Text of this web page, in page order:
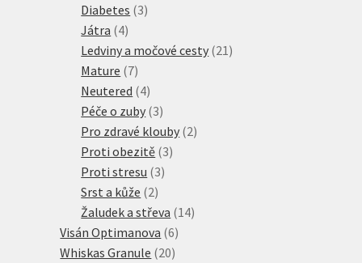
Diabetes 33
Játra 44
produkty
Ledviny a močové cesty 2121
Mature 77
produktů
Neutered 44
produkty
Péče o zuby 33
produkty
Pro zdravé klouby 22
Proti obezitě 33
Proti stresu 33
Srst a kůže 22
produkty
Žaludek a střeva 1414
Visán Optimanova 66
produktů
Whiskas Granule 2020